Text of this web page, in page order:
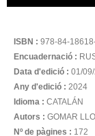
ISBN : 978-84-
Encuadernació :
Data d'edició : 01/
Any d'edició : 2024
Idioma : CATALÁN
Autors : GOMAR
Nº de pàgines : 172